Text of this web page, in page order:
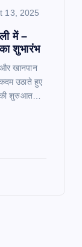
13, 2025
में –
शुभारंभ
खानपान
उठाते हुए
की शुरुआत…